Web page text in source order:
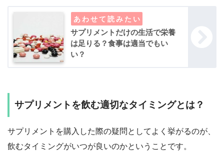
サプリメントだけの生活で栄養
は足りる？食事は適当でもい
い？
サプリメントを飲む適切なタイミングとは？
サプリメントを購入した際の疑問としてよく挙がるのが、
飲むタイミングがいつが良いのかということです。